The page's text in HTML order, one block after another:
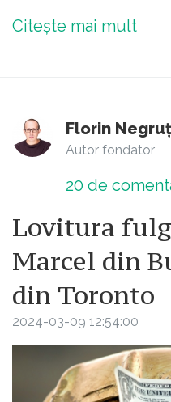
Citește mai mult
Florin
Autor fondator
20 de
Lovitura
Marcel din
din Toronto
2024-03-09 12:54:00